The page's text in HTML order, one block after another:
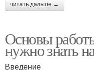
читать дальше →
Основы
нужно знать
Введение